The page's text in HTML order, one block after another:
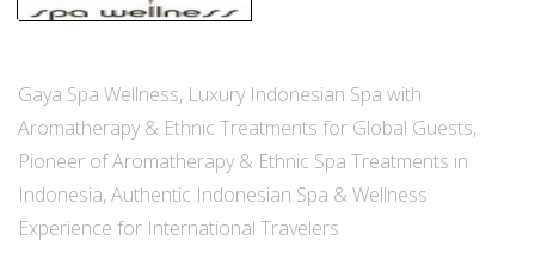
Gaya Spa Wellness, Luxury Indonesian Spa with
Aromatherapy & Ethnic Treatments for Global Guests,
Pioneer of Aromatherapy & Ethnic Spa Treatments in
Indonesia, Authentic Indonesian Spa & Wellness
Experience for International Travelers